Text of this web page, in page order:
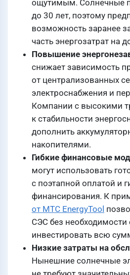
ощутимым. Солнечные
до 30 лет, поэтому
возможность заранее
часть энергозатрат на
Повышение
снижает зависимость
от централизованных
электроснабжения и
Компании с высокими
к стабильности
дополнить
накопителями.
Гибкие финансовые
могут использовать
с поэтапной оплатой и
финансирования. К
от МТС EnergyTool
СЭС без
инвестировать всю
Низкие затраты на
Нынешние солнечные